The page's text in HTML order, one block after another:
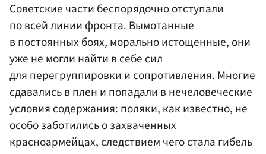
Советские части беспорядочно отступали
по всей линии фронта. Вымотанные
в постоянных боях, морально истощенные, они
уже не могли найти в себе сил
для перегруппировки и сопротивления. Многие
сдавались в плен и попадали в нечеловеческие
условия содержания: поляки, как известно, не
особо заботились о захваченных
красноармейцах, следствием чего стала гибель